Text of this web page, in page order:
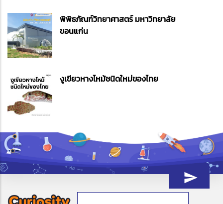
พิพิธภัณฑ์วิทยาศาสตร์ มหาวิทยาลัย
ขอนแก่น
งูเขียวหางไหม้ชนิดใหม่ของไทย